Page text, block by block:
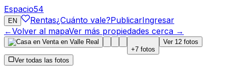
Espacio54
EN Rentas¿Cuánto vale?PublicarIngresar
←Volver al mapaVer más propiedades cerca →
+7 fotos
Ver 12 fotos
Ver todas las fotos